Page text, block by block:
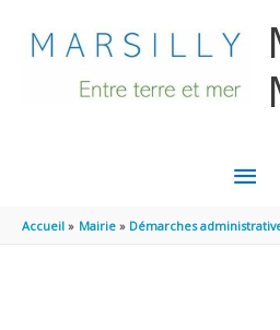
MENU
Accueil Mairie Démarches